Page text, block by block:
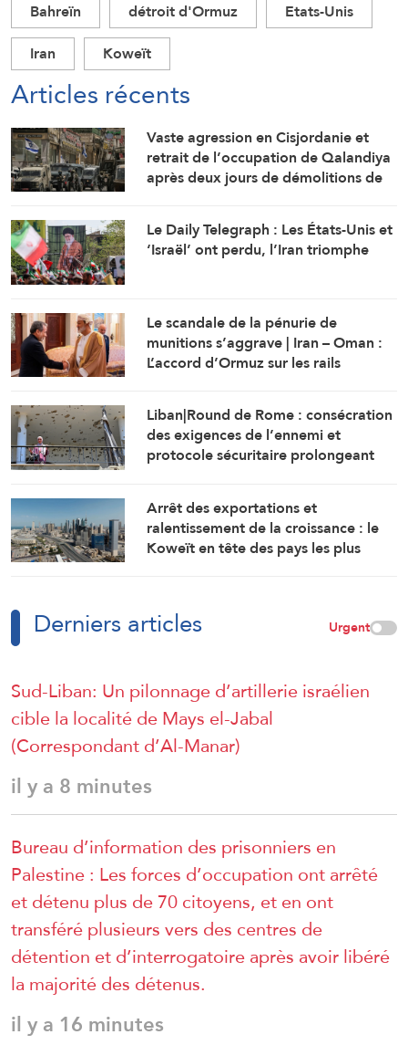
Bahreïn détroit d'Ormuz
Etats-Unis
Iran
Koweït
Articles récents
Vaste agression en Cisjordanie et
retrait de l’occupation de Qalandiya
après deux jours de démolitions de
Le Daily Telegraph : Les États-Unis et
‘Israël’ ont perdu, l’Iran triomphe
Le scandale de la pénurie de
munitions s’aggrave | Iran – Oman :
L’accord d’Ormuz sur les rails
Liban|Round de Rome : consécration
des exigences de l’ennemi et
protocole sécuritaire prolongeant
Arrêt des exportations et
ralentissement de la croissance : le
Koweït en tête des pays les plus
Derniers articles Urgent
Sud-Liban: Un pilonnage d’artillerie israélien
cible la localité de Mays el-Jabal
(Correspondant d’Al-Manar)
il y a 8 minutes
Bureau d’information des prisonniers en
Palestine : Les forces d’occupation ont arrêté
et détenu plus de 70 citoyens, et en ont
transféré plusieurs vers des centres de
détention et d’interrogatoire après avoir libéré
la majorité des détenus.
il y a 16 minutes